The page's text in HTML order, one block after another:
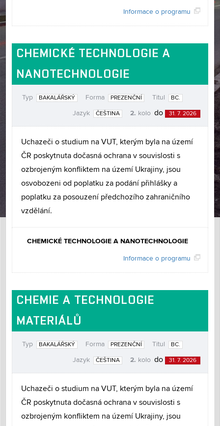
Informace o programu
CHEMICKÉ TECHNOLOGIE A
NANOTECHNOLOGIE
Typ BAKALÁŘSKÝ Forma PREZENČNÍ Titul BC.
Jazyk ČEŠTINA 2. kolo do 31. 7. 2026
Uchazeči o studium na VUT, kterým byla na území
ČR poskytnuta dočasná ochrana v souvislosti s
ozbrojeným konfliktem na území Ukrajiny, jsou
osvobozeni od poplatku za podání přihlášky a
poplatku za posouzení předchozího zahraničního
vzdělání.
CHEMICKÉ TECHNOLOGIE A NANOTECHNOLOGIE
Informace o programu
CHEMIE A TECHNOLOGIE
MATERIÁLŮ
Typ BAKALÁŘSKÝ Forma PREZENČNÍ Titul BC.
Jazyk ČEŠTINA 2. kolo do 31. 7. 2026
Uchazeči o studium na VUT, kterým byla na území
ČR poskytnuta dočasná ochrana v souvislosti s
ozbrojeným konfliktem na území Ukrajiny, jsou